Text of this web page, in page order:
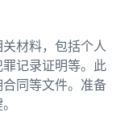
材料，包括个人
记录证明等。此
同等文件。准备